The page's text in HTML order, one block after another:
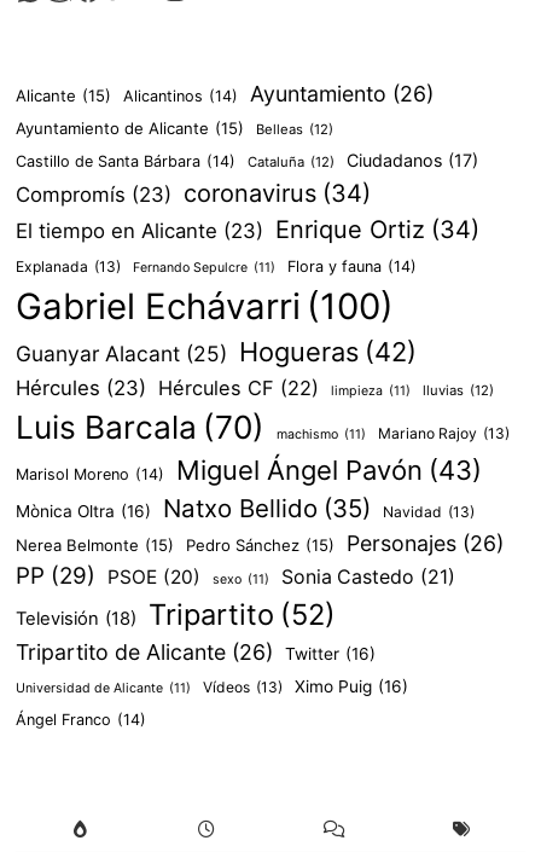
Alicante (15) Alicantinos (14) Ayuntamiento (26)
Ayuntamiento de Alicante (15) Belleas (12)
Castillo de Santa Bárbara (14) Cataluña (12) Ciudadanos (17)
Compromís (23) coronavirus (34)
El tiempo en Alicante (23) Enrique Ortiz (34)
Explanada (13) Fernando Sepulcre (11) Flora y fauna (14)
Gabriel Echávarri (100)
Guanyar Alacant (25) Hogueras (42)
Hércules (23) Hércules CF (22) limpieza (11) lluvias (12)
Luis Barcala (70) machismo (11) Mariano Rajoy (13)
Marisol Moreno (14) Miguel Ángel Pavón (43)
Mònica Oltra (16) Natxo Bellido (35) Navidad (13)
Nerea Belmonte (15) Pedro Sánchez (15) Personajes (26)
PP (29) PSOE (20) sexo (11) Sonia Castedo (21)
Televisión (18) Tripartito (52)
Tripartito de Alicante (26) Twitter (16)
Universidad de Alicante (11) Vídeos (13) Ximo Puig (16)
Ángel Franco (14)